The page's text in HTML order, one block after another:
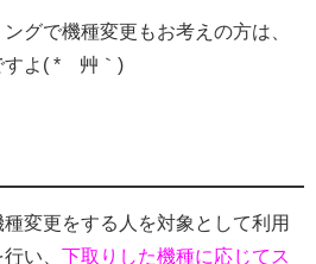
グで機種変更もお考えの方は、
すよ( *´艸｀)
変更をする人を対象として利用
い、 下取りした機種に応じて ス